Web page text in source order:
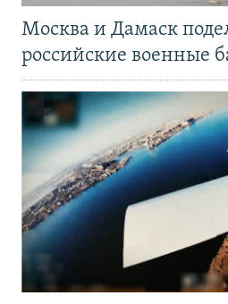
Москва и Дамаск
российские военные